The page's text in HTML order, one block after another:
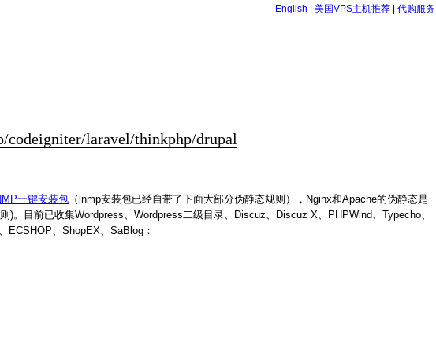
English 美国VPS主机推荐 代购服务
codeigniter/laravel/thinkphp/drupal
一键安装包 （lnmp安装包已经自带了下面大部分伪静态规则），Nginx和Apache的伪静态是
。目前已收集Wordpress、Wordpress二级目录、Discuz、Discuz X、PHPWind、Typecho、
ECSHOP、ShopEX、SaBlog：